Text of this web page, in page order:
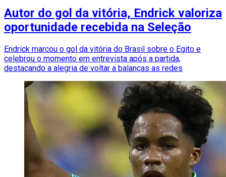
Autor do gol da vitória, Endrick valoriza
oportunidade recebida na Seleção
Endrick marcou o gol da vitória do Brasil sobre o Egito e
celebrou o momento em entrevista após a partida,
destacando a alegria de voltar a balanças as redes